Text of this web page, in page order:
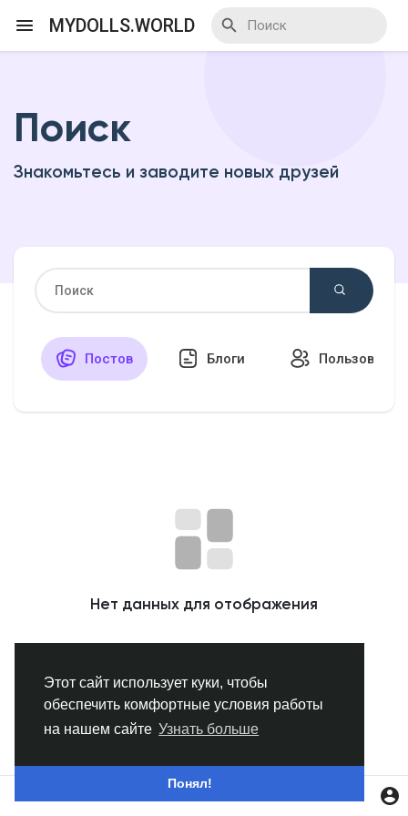
Этот сайт использует куки, чтобы
обеспечить комфортные условия работы
на нашем сайте Узнать больше
Понял!
MYDOLLS.WORLD
Я организатор
Смотреть Базар
Популярные посты
Найти сообщения
Поиск
Знакомьтесь и заводите новых друзей
Постов Блоги
Нет данных для отображения